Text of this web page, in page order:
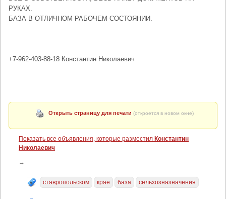
РУКАХ.
БАЗА В ОТЛИЧНОМ РАБОЧЕМ СОСТОЯНИИ.
+7-962-403-88-18 Константин Николаевич
Открыть страницу для печати (откроется в новом окне)
Показать все объявления, которые разместил Константин
Николаевич
→
ставропольском крае база сельхозназначения